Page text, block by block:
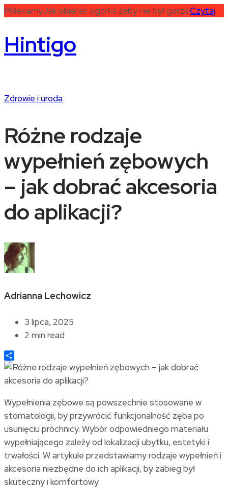
PolecamyJak obierać ogórka żeby nie był gorzkiCzytaj
Hintigo
Zdrowie i uroda
Różne rodzaje
wypełnień zębowych
– jak dobrać akcesoria
do aplikacji?
Adrianna Lechowicz
3 lipca, 2025
2 min read
Share
Wypełnienia zębowe są powszechnie stosowane w
stomatologii, by przywrócić funkcjonalność zęba po
usunięciu próchnicy. Wybór odpowiedniego materiału
wypełniającego zależy od lokalizacji ubytku, estetyki i
trwałości. W artykule przedstawiamy rodzaje wypełnień i
akcesoria niezbędne do ich aplikacji, by zabieg był
skuteczny i komfortowy.